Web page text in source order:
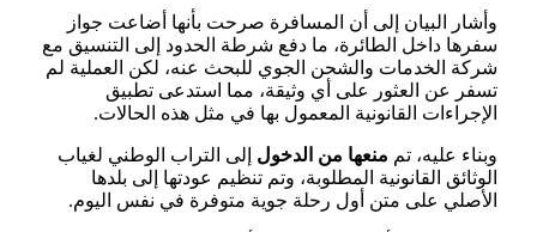
وأشار البيان إلى أن المسافرة صرحت بأنها أضاعت جواز
سفرها داخل الطائرة، ما دفع شرطة الحدود إلى التنسيق مع
شركة الخدمات والشحن الجوي للبحث عنه، لكن العملية لم
تسفر عن العثور على أي وثيقة، مما استدعى تطبيق
الإجراءات القانونية المعمول بها في مثل هذه الحالات.
وبناء عليه، تم منعها من الدخول إلى التراب الوطني لغياب
الوثائق القانونية المطلوبة، وتم تنظيم عودتها إلى بلدها
الأصلي على متن أول رحلة جوية متوفرة في نفس اليوم.